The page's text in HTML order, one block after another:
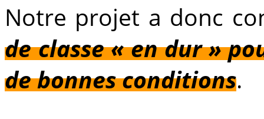
Notre projet a donc
de classe « en dur »
de bonnes conditions.